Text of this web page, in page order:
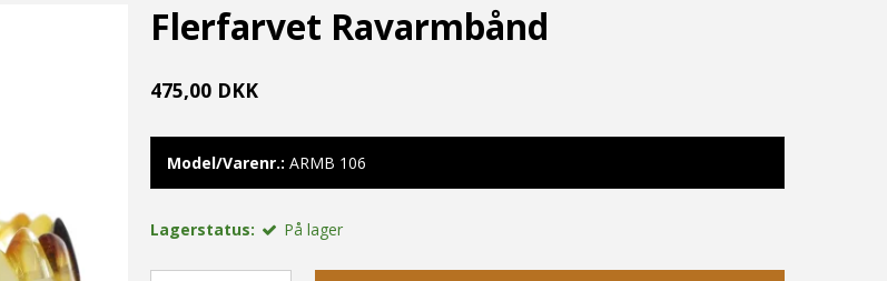
Flerfarvet Ravarmbånd
475,00 DKK
Model/Varenr.: ARMB 106
Lagerstatus: På lager